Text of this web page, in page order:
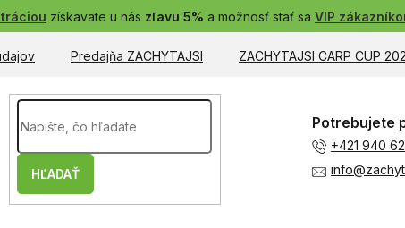
získavate u nás zľavu 5% a možnosť stať sa VIP
Predajňa ZACHYTAJSI ZACHYTAJSI CARP CUP
HĽADAŤ
Potrebujete
+421 940